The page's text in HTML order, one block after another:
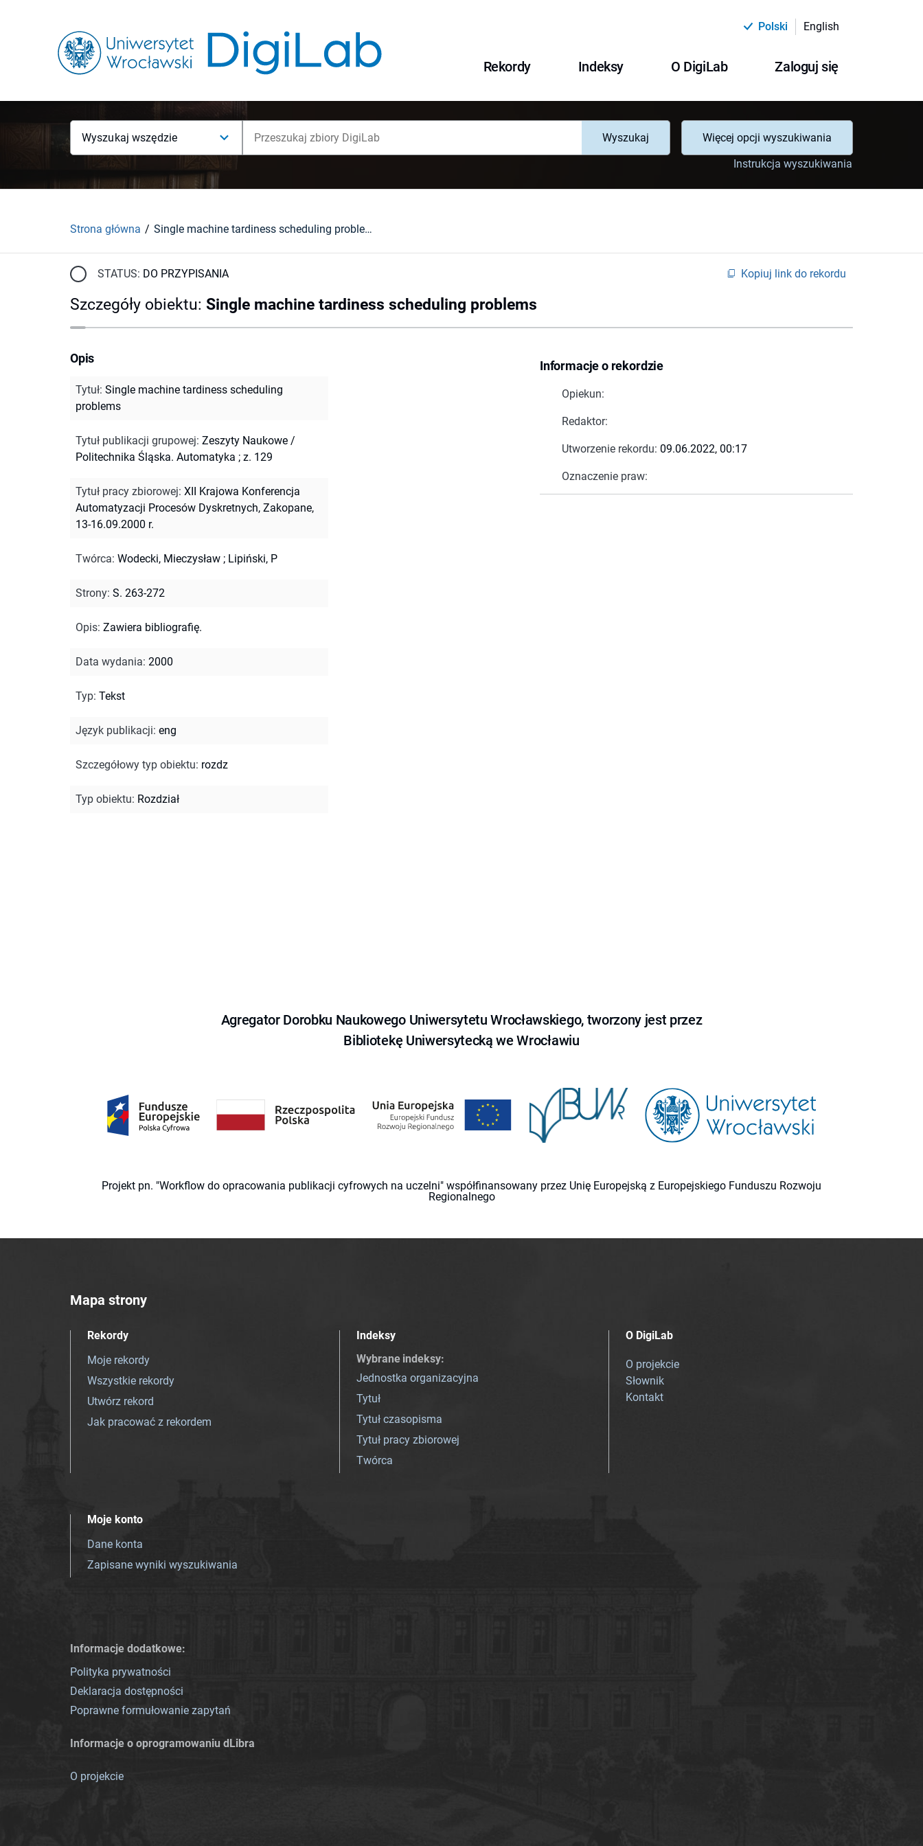
Polski English
Rekordy Indeksy O DigiLab Zaloguj się
Wyszukaj wszędzie Wyszukaj
Więcej opcji wyszukiwania
Instrukcja wyszukiwania
Strona główna Single machine tardiness scheduling problems
STATUS: DO PRZYPISANIA Kopiuj link do rekordu
Szczegóły obiektu: Single machine tardiness scheduling problems
Informacje o rekordzie
Opiekun:
Redaktor:
Utworzenie rekordu: 09.06.2022, 00:17
Oznaczenie praw:
Opis
Tytuł: Single machine tardiness scheduling
problems
Tytuł publikacji grupowej: Zeszyty Naukowe /
Politechnika Śląska. Automatyka ; z. 129
Tytuł pracy zbiorowej: XII Krajowa Konferencja
Automatyzacji Procesów Dyskretnych, Zakopane,
13-16.09.2000 r.
Twórca: Wodecki, Mieczysław ; Lipiński, P
Strony: S. 263-272
Opis: Zawiera bibliografię.
Data wydania: 2000
Typ: Tekst
Język publikacji: eng
Szczegółowy typ obiektu: rozdz
Typ obiektu: Rozdział
Agregator Dorobku Naukowego Uniwersytetu Wrocławskiego, tworzony jest przez
Bibliotekę Uniwersytecką we Wrocławiu
Projekt pn. "Workflow do opracowania publikacji cyfrowych na uczelni" współfinansowany przez Unię Europejską z Europejskiego Funduszu Rozwoju
Regionalnego
Mapa strony
Rekordy
Moje rekordy
Wszystkie rekordy
Utwórz rekord
Jak pracować z rekordem
Indeksy
Wybrane indeksy:
Jednostka organizacyjna
Tytuł
Tytuł czasopisma
Tytuł pracy zbiorowej
Twórca
O DigiLab
O projekcie
Słownik
Kontakt
Moje konto
Dane konta
Zapisane wyniki wyszukiwania
Informacje dodatkowe:
Polityka prywatności
Deklaracja dostępności
Poprawne formułowanie zapytań
Informacje o oprogramowaniu dLibra
O projekcie